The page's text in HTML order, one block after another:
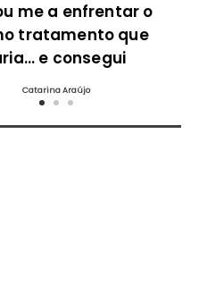
me a enfrentar o
tratamento que
e consegui
Catarina Araújo